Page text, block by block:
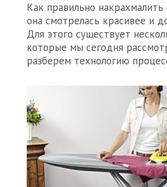
Как правильно накрахмалить
она смотрелась красивее и
Для этого существует
которые мы сегодня
разберем технологию